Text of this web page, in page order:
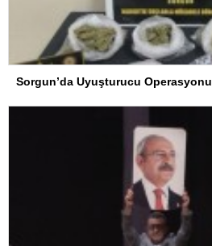
Sorgun’da Uyuşturucu Operasyonu